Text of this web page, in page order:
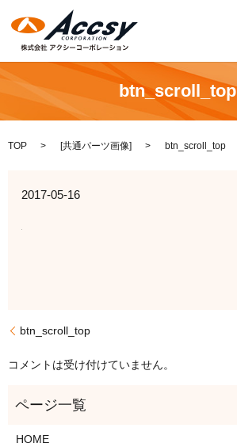
btn_scroll_top
TOP [共通パーツ画像] btn_scroll_top
2017-05-16
btn_scroll_top
コメントは受け付けていません。
HOME